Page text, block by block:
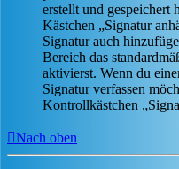
erstellt und gespeichert
Kästchen „Signatur
Signatur auch
Bereich das
aktivierst. Wenn du
Signatur verfassen
Kontrollkästchen
Nach oben